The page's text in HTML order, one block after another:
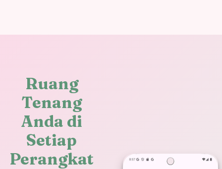
Ruang
Tenang
Anda di
Setiap
Perangkat